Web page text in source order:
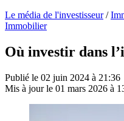
Le média de l'investisseur /
Immobilier
Où investir dans
Publié le 02 juin 2024 à 21:36
Mis à jour le 01 mars 2026 à